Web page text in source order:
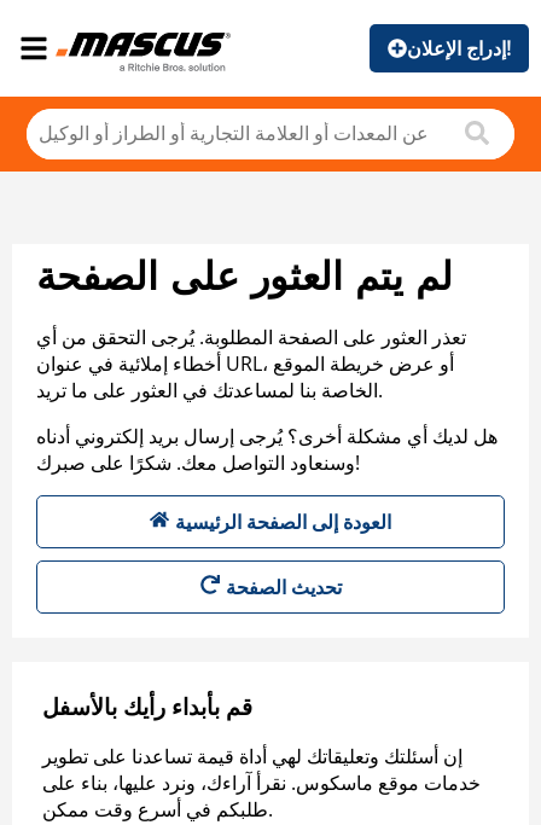
إدراج الإعلان!
لم يتم العثور على الصفحة
تعذر العثور على الصفحة المطلوبة. يُرجى التحقق من أي
أخطاء إملائية في عنوان URL، أو عرض خريطة الموقع
الخاصة بنا لمساعدتك في العثور على ما تريد.
هل لديك أي مشكلة أخرى؟ يُرجى إرسال بريد إلكتروني أدناه
وسنعاود التواصل معك. شكرًا على صبرك!
العودة إلى الصفحة الرئيسية
تحديث الصفحة
قم بأبداء رأيك بالأسفل
إن أسئلتك وتعليقاتك لهي أداة قيمة تساعدنا على تطوير
خدمات موقع ماسكوس. نقرأ آراءك، ونرد عليها، بناء على
طلبكم في أسرع وقت ممكن.